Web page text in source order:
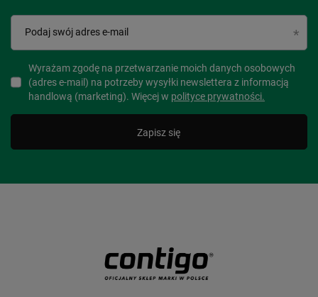
Podaj swój adres e-mail
Wyrażam zgodę na przetwarzanie moich danych osobowych
(adres e-mail) na potrzeby wysyłki newslettera z informacją
handlową (marketing). Więcej w polityce prywatności.
Zapisz się